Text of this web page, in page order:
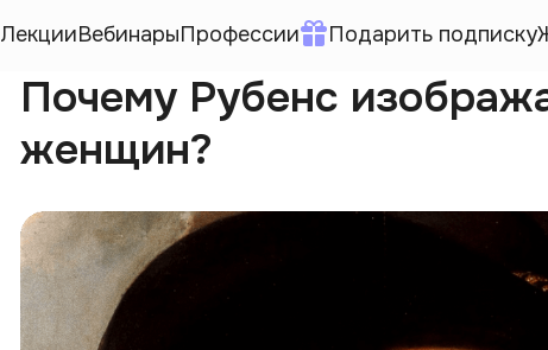
ЛекцииВебинарыПрофессии Подарить подписку
Почему Рубенс
женщин?